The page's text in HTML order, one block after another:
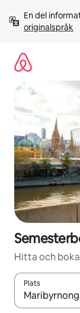
innehåll
En del
originalspråk
Hitta och
Plats
När